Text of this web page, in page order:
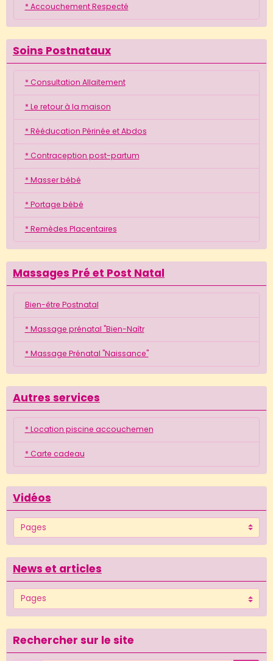
* Accouchement Respecté
Soins Postnataux
* Consultation Allaitement
* Le retour à la maison
* Rééducation Périnée et Abdos
* Contraception post-partum
* Masser bébé
* Portage bébé
* Remèdes Placentaires
Massages Pré et Post Natal
Bien-être Postnatal
* Massage prénatal "Bien-Naîtr
* Massage Prénatal "Naissance"
Autres services
* Location piscine accouchemen
* Carte cadeau
Vidéos
News et articles
Rechercher sur le site